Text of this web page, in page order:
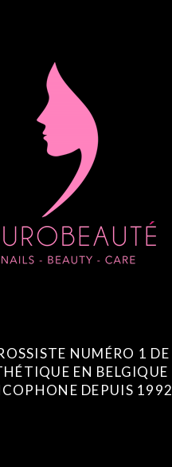
NUMÉRO 1 DE
EN BELGIQUE
DEPUIS 1992